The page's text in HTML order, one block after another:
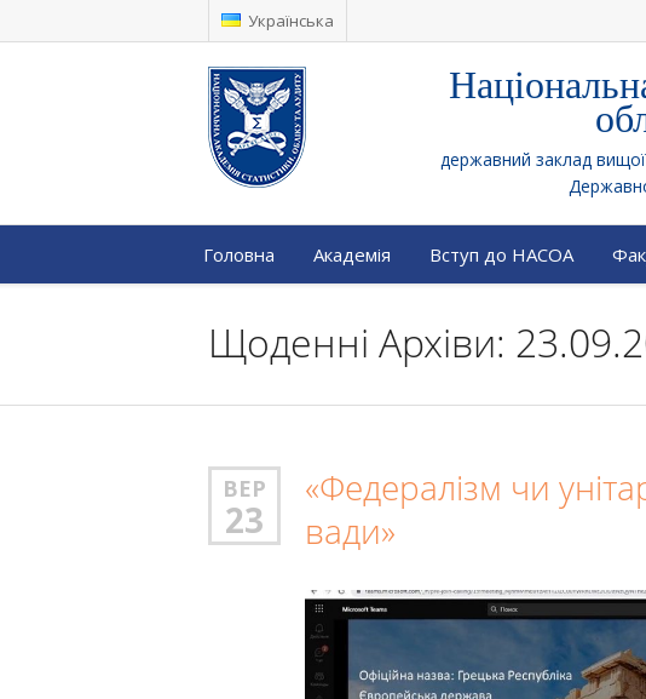
Українська
державний заклад вищої
Головна Академія Вступ до НАСОА
Щоденні Архіви:
ВЕР
23
«Федералізм чи
вади»